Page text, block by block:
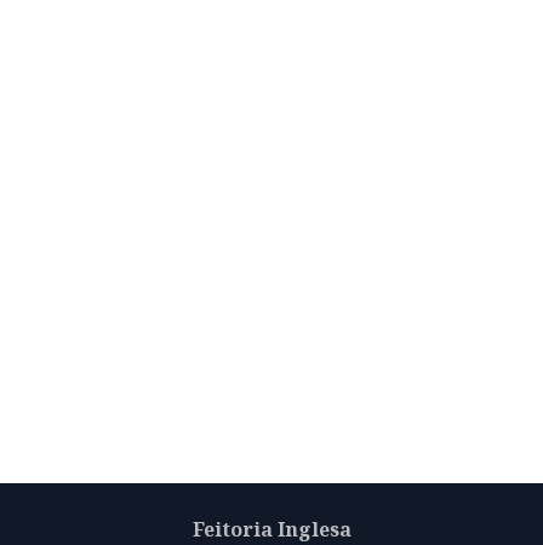
Feitoria Inglesa